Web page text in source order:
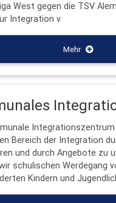
West gegen die TSV
Integration v
Mehr
Bereich der Integration
und durch Angebote zu
schulischen Werdegang
Kindern und